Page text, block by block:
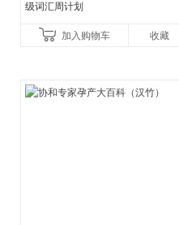
级词汇周计划
加入购物车 收藏